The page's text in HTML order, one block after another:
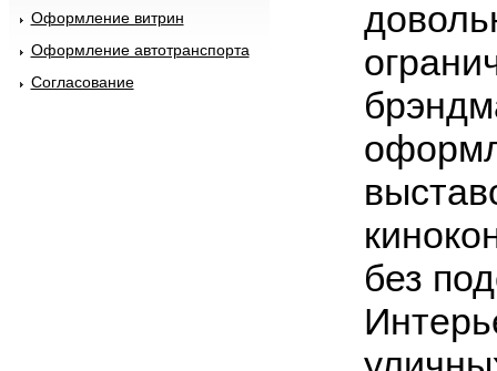
Оформление витрин
Оформление автотранспорта
Согласование
без